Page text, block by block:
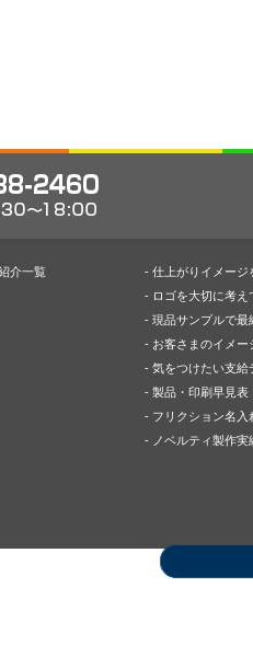
介一覧
- 仕上がりイメージ
- ロゴを大切に考え
- 現品サンプルで最
- お客さまのイメー
- 気をつけたい支給
- 製品・印刷早見表
- フリクション名入
- ノベルティ製作実